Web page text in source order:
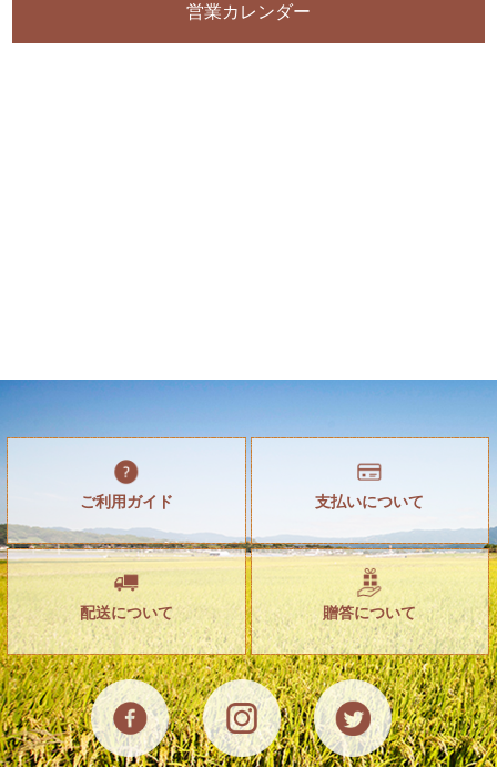
営業カレンダー
ご利用ガイド 支払いについて
配送について 贈答について